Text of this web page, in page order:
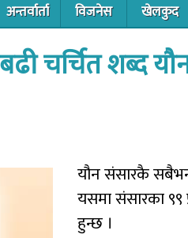
अन्तर्वार्ता विजनेस खेलकुद
चर्चित शब्द
यौन संसारकै
यसमा संसारका ९९
हुन्छ ।